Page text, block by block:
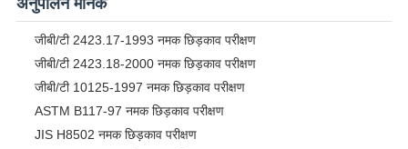
अनुपालन मानक
जीबी/टी 2423.17-1993 नमक छिड़काव परीक्षण
जीबी/टी 2423.18-2000 नमक छिड़काव परीक्षण
जीबी/टी 10125-1997 नमक छिड़काव परीक्षण
ASTM B117-97 नमक छिड़काव परीक्षण
JIS H8502 नमक छिड़काव परीक्षण